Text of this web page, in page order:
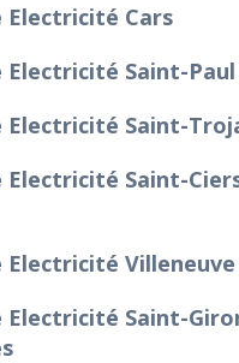
Electricité Cars
Electricité Saint-Paul
Electricité Saint-
Electricité Saint-
Electricité Villeneuve
Electricité Saint-